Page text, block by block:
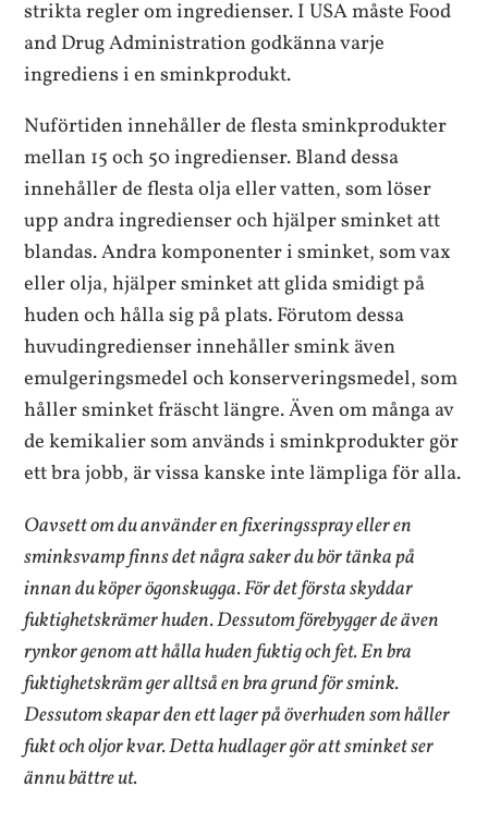
strikta regler om ingredienser. I USA måste Food
and Drug Administration godkänna varje
ingrediens i en sminkprodukt.
Nuförtiden innehåller de flesta sminkprodukter
mellan 15 och 50 ingredienser. Bland dessa
innehåller de flesta olja eller vatten, som löser
upp andra ingredienser och hjälper sminket att
blandas. Andra komponenter i sminket, som vax
eller olja, hjälper sminket att glida smidigt på
huden och hålla sig på plats. Förutom dessa
huvudingredienser innehåller smink även
emulgeringsmedel och konserveringsmedel, som
håller sminket fräscht längre. Även om många av
de kemikalier som används i sminkprodukter gör
ett bra jobb, är vissa kanske inte lämpliga för alla.
Oavsett om du använder en fixeringsspray eller en
sminksvamp finns det några saker du bör tänka på
innan du köper ögonskugga. För det första skyddar
fuktighetskrämer huden. Dessutom förebygger de även
rynkor genom att hålla huden fuktig och fet. En bra
fuktighetskräm ger alltså en bra grund för smink.
Dessutom skapar den ett lager på överhuden som håller
fukt och oljor kvar. Detta hudlager gör att sminket ser
ännu bättre ut.